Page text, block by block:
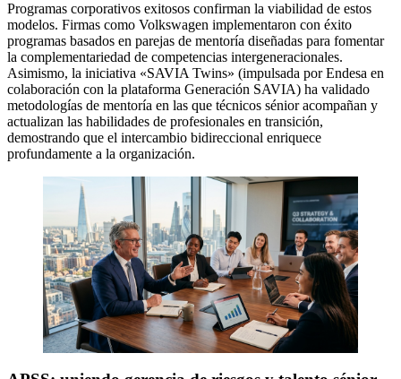
Programas corporativos exitosos confirman la viabilidad de estos
modelos. Firmas como Volkswagen implementaron con éxito
programas basados en parejas de mentoría diseñadas para fomentar
la complementariedad de competencias intergeneracionales.
Asimismo, la iniciativa «SAVIA Twins» (impulsada por Endesa en
colaboración con la plataforma Generación SAVIA) ha validado
metodologías de mentoría en las que técnicos sénior acompañan y
actualizan las habilidades de profesionales en transición,
demostrando que el intercambio bidireccional enriquece
profundamente a la organización.